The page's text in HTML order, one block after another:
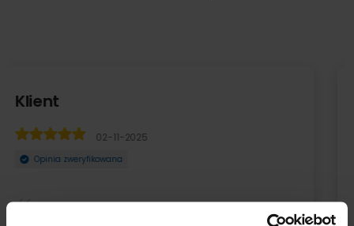
Sylwia
15-12-2022
Opinia zweryfikowana